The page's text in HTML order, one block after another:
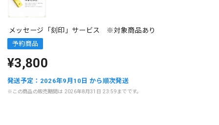
メッセージ「刻印」サービス ※対象商品あり
予約商品
¥3,800
発送予定：2026年9月10日 から順次発送
※この商品の販売期間は 2026年8月31日 23:59までです。